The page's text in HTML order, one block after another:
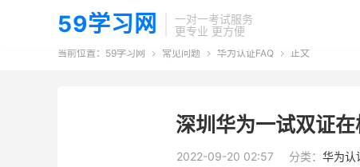
59学习网
一对一考试服务
更专业 更方便
当前位置： 59学习网  常见问题  华为认证FAQ  正文
深圳华为一试双证在
2022-09-20 02:57 分类： 华为认